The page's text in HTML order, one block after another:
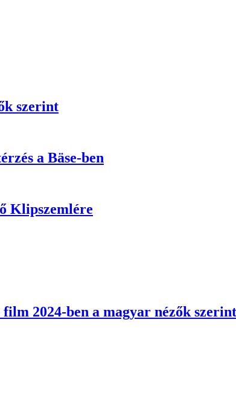
szerint
a Bäse-ben
Klipszemlére
2024-ben a magyar nézők szerint